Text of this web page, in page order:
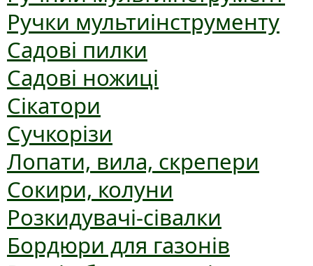
Ручки мультиінструменту
Садові пилки
Садові ножиці
Сікатори
Сучкорізи
Лопати, вила, скрепери
Сокири, колуни
Розкидувачі-сівалки
Бордюри для газонів